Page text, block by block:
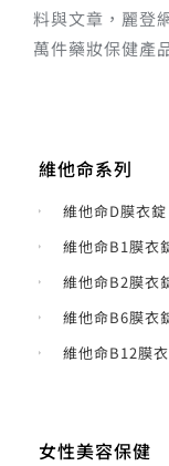
料與文章，麗登
萬件藥妝保健產
維他命系列
維他命D膜衣錠
維他命B1膜衣
維他命B2膜衣
維他命B6膜衣
維他命B12膜
女性美容保健